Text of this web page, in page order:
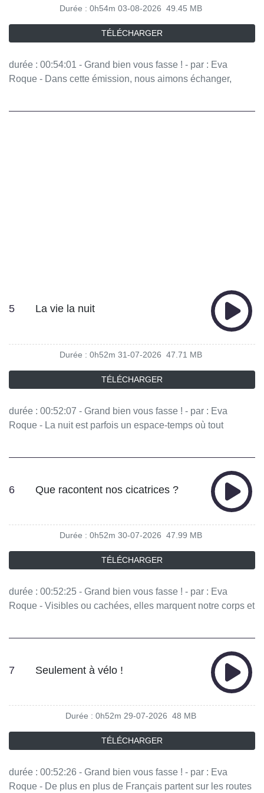
Durée : 0h54m 03-08-2026 49.45 MB
TÉLÉCHARGER
durée : 00:54:01 - Grand bien vous fasse ! - par : Eva
Roque - Dans cette émission, nous aimons échanger,
5 La vie la nuit
Durée : 0h52m 31-07-2026 47.71 MB
TÉLÉCHARGER
durée : 00:52:07 - Grand bien vous fasse ! - par : Eva
Roque - La nuit est parfois un espace-temps où tout
peuplés d'histoires. Et vous, aimez-vous la nuit ? - équipe :
Matthias Volant, Anna Massardier, Jessica Bagic, Manon
Latour, Johanna Houssin - invités : Lisa Billiard CEO de
Cagole Nomade, Sophie Reculin Docteure en histoire
moderne, chercheuse associée à l'IRHIS (université de
Lille) et professeure certifiée. Vous aimez ce podcast ?
Pour écouter tous les épisodes sans limite, rendez-vous
6 Que racontent nos cicatrices ?
Durée : 0h52m 30-07-2026 47.99 MB
TÉLÉCHARGER
durée : 00:52:25 - Grand bien vous fasse ! - par : Eva
Roque - Visibles ou cachées, elles marquent notre corps et
Johanna Houssin - invités : David Le Breton Professeur de
sociologie à l’Université de Strasbourg. Membre senior de
l’Institut universitaire de France, membre de l’Institut des
études avancées de l’Université de Strasbourg (USIAS),
Ghada Hatem Gantzer Gynécologue-obstétricienne,
fondatrice de La Maison des Femmes de Saint-Denis Vous
aimez ce podcast ? Pour écouter tous les épisodes sans
7 Seulement à vélo !
Durée : 0h52m 29-07-2026 48 MB
TÉLÉCHARGER
durée : 00:52:26 - Grand bien vous fasse ! - par : Eva
Roque - De plus en plus de Français partent sur les routes